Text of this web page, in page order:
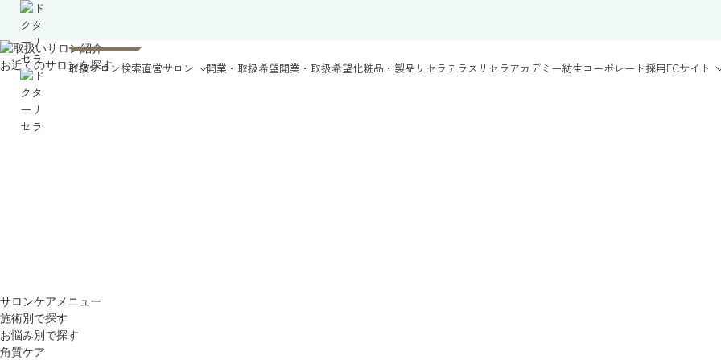
取扱サロン検索直営サロン 開業・取扱希望開業・取扱希望化粧品・製品 リセラテラス リセラアカデミー紡生コーポレート採用ECサイト
お近くのサロンを探す
サロンケアメニュー
施術別で探す
お悩み別で探す
角質ケア